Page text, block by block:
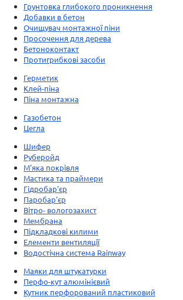
Грунтовка глибокого проникнення
Добавки в бетон
Очищувач монтажної піни
Просочення для дерева
Бетоноконтакт
Протигрибкові засоби
Герметик
Клей-піна
Піна монтажна
Газобетон
Цегла
Шифер
Руберойд
М'яка покрівля
Мастика та праймери
Гідробар'єр
Паробар'єр
Вітро- вологозахист
Мембрана
Підкладкові килими
Елементи вентиляції
Водостічна система Rainway
Маяки для штукатурки
Перфо-кут алюмінієвий
Кутник перфорований пластиковий